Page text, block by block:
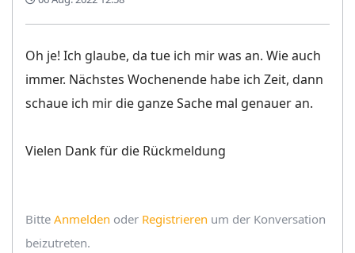
Oh je! Ich glaube, da tue ich mir was an. Wie auch
immer. Nächstes Wochenende habe ich Zeit, dann
schaue ich mir die ganze Sache mal genauer an.
Vielen Dank für die Rückmeldung
Bitte Anmelden oder Registrieren um der Konversation
beizutreten.